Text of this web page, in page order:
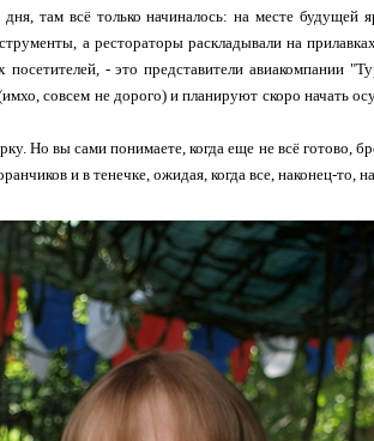
там всё только начиналось: на месте будущей
а рестораторы раскладывали на
- это представители авиакомпании
совсем не дорого) и планируют скоро начать
Но вы сами понимаете, когда еще не всё готово,
и в тенечке, ожидая, когда все, наконец-то,